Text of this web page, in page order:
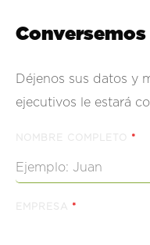
Conversemos
Déjenos sus datos y
ejecutivos le estará
NOMBRE COMPLETO *
EMPRESA *